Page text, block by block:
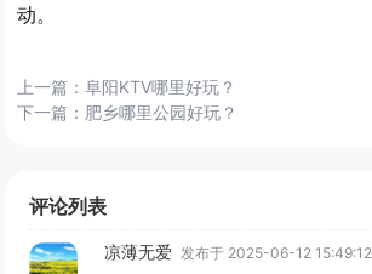
动。
上一篇：阜阳KTV哪里好玩？
下一篇： 肥乡哪里公园好玩？
评论列表
凉薄无爱 发布于 2025-06-12 15:49:12